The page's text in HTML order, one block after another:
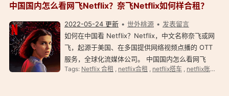
中国国内怎么看网飞Netflix？奈飞Netflix如何样合租？
2022-05-24 更新 世外桃源
发表留言
如何在中国看 Netflix？Netflix，中文名称奈飞或网
飞，起源于美国、在多国提供网络视频点播的 OTT
服务，全球化流媒体公司。 中国国内怎么看网飞
Netflix？ 如何在中国大陆看 Netflix？首先得注册
Tags: Netflix 合租 , netflix合租 , netflix搭车, netflix账号共享